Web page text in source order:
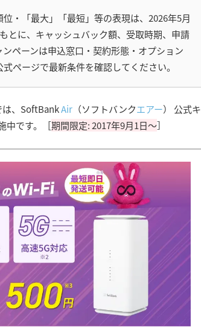
位・「最大」「最短」等の表現は、2026年5月
とに、キャッシュバック額、受取時期、申請
ペーンは申込窓口・契約形態・オプション
ページで最新条件を確認してください。
は、SoftBankAir （ソフトバンクエアー） 公式キ
中です。［期間限定: 2017年9月1日～］